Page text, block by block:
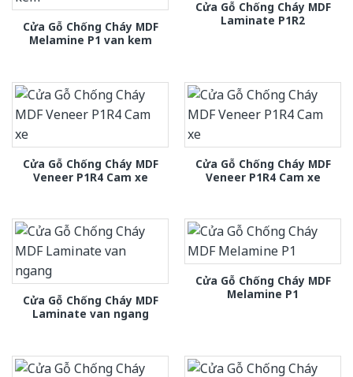
Cửa Gỗ Chống Cháy MDF
Melamine P1 van kem
Cửa Gỗ Chống Cháy MDF
Laminate P1R2
Cửa Gỗ Chống Cháy MDF
Veneer P1R4 Cam xe
Cửa Gỗ Chống Cháy MDF
Veneer P1R4 Cam xe
Cửa Gỗ Chống Cháy MDF
Laminate van ngang
Cửa Gỗ Chống Cháy MDF
Melamine P1